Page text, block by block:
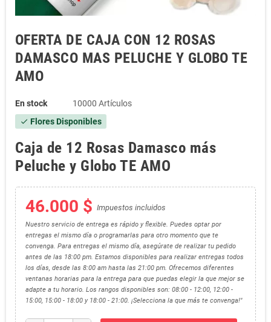
OFERTA DE CAJA CON 12 ROSAS
DAMASCO MAS PELUCHE Y GLOBO TE
AMO
En stock 10000 Artículos
check Flores Disponibles
Caja de 12 Rosas Damasco más
Peluche y Globo TE AMO
46.000 $ Impuestos incluidos
Nuestro servicio de entrega es rápido y flexible. Puedes optar por
entregas el mismo día o programarlas para otro momento que te
convenga. Para entregas el mismo día, asegúrate de realizar tu pedido
antes de las 18:00 pm. Estamos disponibles para realizar entregas todos
los días, desde las 8:00 am hasta las 21:00 pm. Ofrecemos diferentes
ventanas horarias para la entrega para que puedas elegir la que mejor se
adapte a tu horario. Los rangos disponibles son: 08:00 - 12:00, 12:00 -
15:00, 15:00 - 18:00 y 18:00 - 21:00. ¡Selecciona la que más te convenga!"